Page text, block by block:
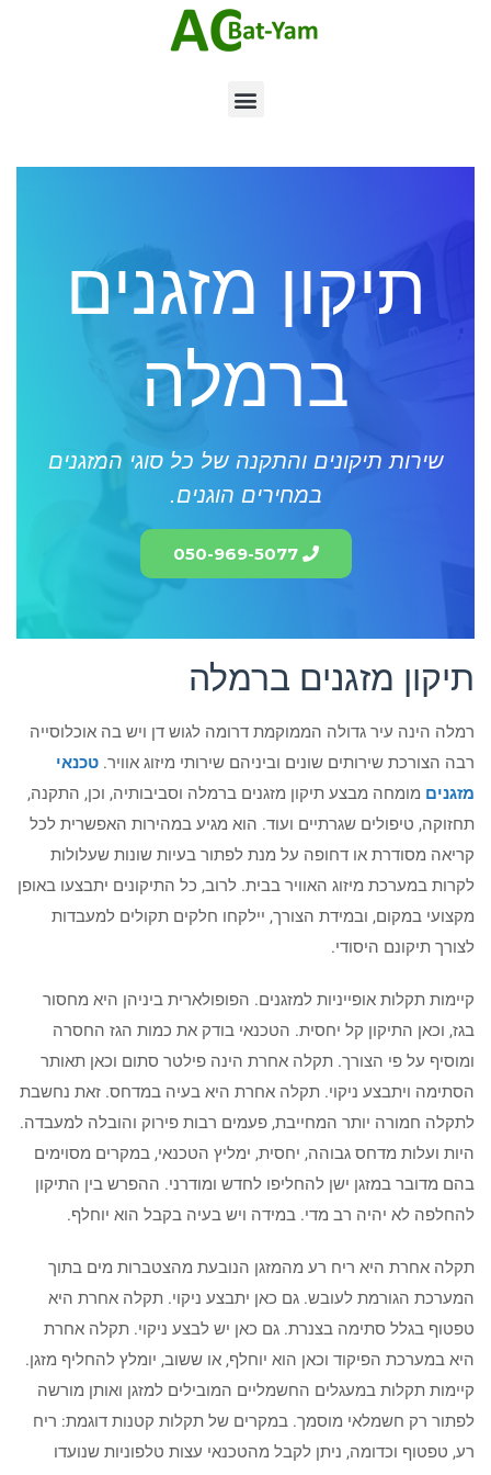
תיקון מזגנים
ברמלה
שירות תיקונים והתקנה של כל סוגי המזגנים
במחירים הוגנים.
050-969-5077
תיקון מזגנים ברמלה
רמלה הינה עיר גדולה הממוקמת דרומה לגוש דן ויש בה אוכלוסייה
רבה הצורכת שירותים שונים וביניהם שירותי מיזוג אוויר. טכנאי
מזגנים מומחה מבצע תיקון מזגנים ברמלה וסביבותיה, וכן, התקנה,
תחזוקה, טיפולים שגרתיים ועוד. הוא מגיע במהירות האפשרית לכל
קריאה מסודרת או דחופה על מנת לפתור בעיות שונות שעלולות
לקרות במערכת מיזוג האוויר בבית. לרוב, כל התיקונים יתבצעו באופן
מקצועי במקום, ובמידת הצורך, יילקחו חלקים תקולים למעבדות
לצורך תיקונם היסודי.
קיימות תקלות אופייניות למזגנים. הפופולארית ביניהן היא מחסור
בגז, וכאן התיקון קל יחסית. הטכנאי בודק את כמות הגז החסרה
ומוסיף על פי הצורך. תקלה אחרת הינה פילטר סתום וכאן תאותר
הסתימה ויתבצע ניקוי. תקלה אחרת היא בעיה במדחס. זאת נחשבת
לתקלה חמורה יותר המחייבת, פעמים רבות פירוק והובלה למעבדה.
היות ועלות מדחס גבוהה, יחסית, ימליץ הטכנאי, במקרים מסוימים
בהם מדובר במזגן ישן להחליפו לחדש ומודרני. ההפרש בין התיקון
להחלפה לא יהיה רב מדי. במידה ויש בעיה בקבל הוא יוחלף.
תקלה אחרת היא ריח רע מהמזגן הנובעת מהצטברות מים בתוך
המערכת הגורמת לעובש. גם כאן יתבצע ניקוי. תקלה אחרת היא
טפטוף בגלל סתימה בצנרת. גם כאן יש לבצע ניקוי. תקלה אחרת
היא במערכת הפיקוד וכאן הוא יוחלף, או ששוב, יומלץ להחליף מזגן.
קיימות תקלות במעגלים החשמליים המובילים למזגן ואותן מורשה
לפתור רק חשמלאי מוסמך. במקרים של תקלות קטנות דוגמת: ריח
רע, טפטוף וכדומה, ניתן לקבל מהטכנאי עצות טלפוניות שנועדו